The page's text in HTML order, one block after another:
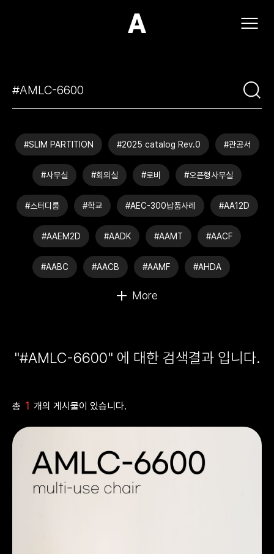
(주)아모스아인스가구
#SLIM PARTITION #2025 catalog Rev.0 #관공서
#사무실 #회의실 #로비 #오픈형사무실
#스터디룸 #학교 #AEC-300납품사례 #AA12D
#AAEM2D #AADK #AAMT #AACF
#AABC #AACB #AAMF #AHDA
"#AMLC-6600" 에 대한 검색결과 입니다.
총 1 개의 게시물이 있습니다.